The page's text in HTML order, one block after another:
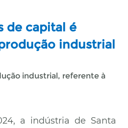
de capital é
industrial
industrial, referente à
a indústria de Santa